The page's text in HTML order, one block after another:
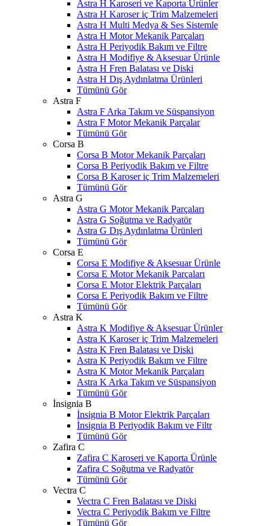
Astra H Karoseri ve Kaporta Ürünler
Astra H Karoser iç Trim Malzemeleri
Astra H Multi Medya & Ses Sistemle
Astra H Motor Mekanik Parçaları
Astra H Periyodik Bakım ve Filtre
Astra H Modifiye & Aksesuar Ürünle
Astra H Fren Balatası ve Diski
Astra H Dış Aydınlatma Ürünleri
Tümünü Gör
Astra F
Astra F Arka Takım ve Süspansiyon
Astra F Motor Mekanik Parçalar
Tümünü Gör
Corsa B
Corsa B Motor Mekanik Parçaları
Corsa B Periyodik Bakım ve Filtre
Corsa B Karoser iç Trim Malzemeleri
Tümünü Gör
Astra G
Astra G Motor Mekanik Parçaları
Astra G Soğutma ve Radyatör
Astra G Dış Aydınlatma Ürünleri
Tümünü Gör
Corsa E
Corsa E Modifiye & Aksesuar Ürünle
Corsa E Motor Mekanik Parçaları
Corsa E Motor Elektrik Parçaları
Corsa E Periyodik Bakım ve Filtre
Tümünü Gör
Astra K
Astra K Modifiye & Aksesuar Ürünler
Astra K Karoser iç Trim Malzemeleri
Astra K Fren Balatası ve Diski
Astra K Periyodik Bakım ve Filtre
Astra K Motor Mekanik Parçaları
Astra K Arka Takım ve Süspansiyon
Tümünü Gör
İnsignia B
İnsignia B Motor Elektrik Parçaları
İnsignia B Periyodik Bakım ve Filtr
Tümünü Gör
Zafira C
Zafira C Karoseri ve Kaporta Ürünle
Zafira C Soğutma ve Radyatör
Tümünü Gör
Vectra C
Vectra C Fren Balatası ve Diski
Vectra C Periyodik Bakım ve Filtre
Tümünü Gör